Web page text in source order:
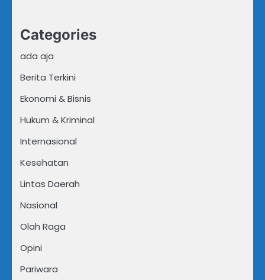
Categories
ada aja
Berita Terkini
Ekonomi & Bisnis
Hukum & Kriminal
Internasional
Kesehatan
Lintas Daerah
Nasional
Olah Raga
Opini
Pariwara